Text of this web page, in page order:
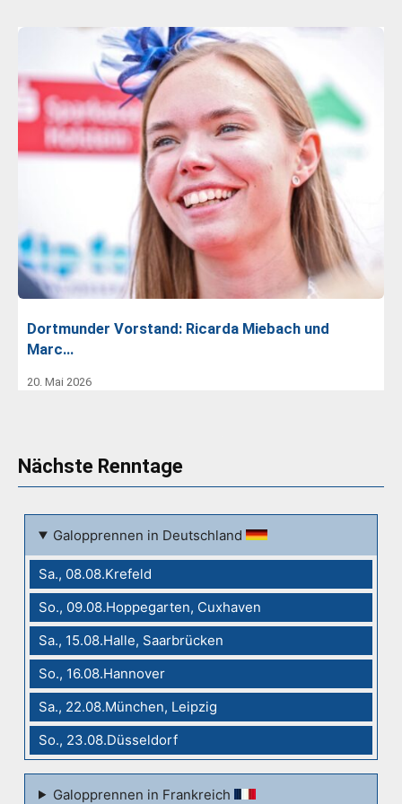
Dortmunder Vorstand: Ricarda Miebach und
Marc…
20. Mai 2026
Nächste Renntage
Galopprennen in Deutschland
Sa., 08.08.Krefeld
So., 09.08.Hoppegarten, Cuxhaven
Sa., 15.08.Halle, Saarbrücken
So., 16.08.Hannover
Sa., 22.08.München, Leipzig
So., 23.08.Düsseldorf
Galopprennen in Frankreich